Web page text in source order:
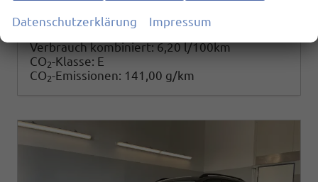
25.780,– € Details
Verbrauch kombiniert:6,20 l/100km
CO2-Klasse: E
CO2-Emissionen: 141,00 g/km
Datenschutzerklärung Impressum